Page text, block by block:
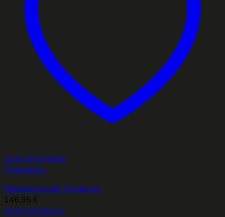
Lisää toivelistaan
Pikakatselu
Riippakultasade Pendulum
146,95 €
Lisää ostoskoriin